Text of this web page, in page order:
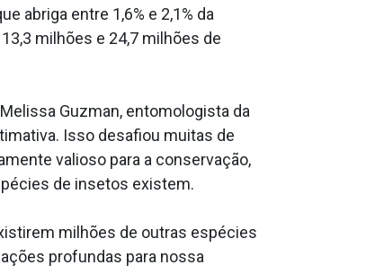
abriga entre 1,6% e 2,1% da
milhões e 24,7 milhões de
Guzman, entomologista da
Isso desafiou muitas de
valioso para a conservação,
de insetos existem.
milhões de outras espécies
profundas para nossa